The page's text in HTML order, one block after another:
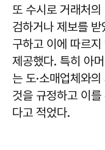
또 수시로 거래처
검하거나 제보를
구하고 이에 따르
제공했다. 특히 아
는 도·소매업체와
것을 규정하고 이
다고 적었다.